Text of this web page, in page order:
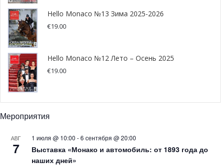
Hello Monaco №13 Зима 2025-2026
€19.00
Hello Monaco №12 Лето – Осень 2025
€19.00
Мероприятия
АВГ
7
1 июля @ 10:00 -6 сентября @ 20:00
Выставка «Монако и автомобиль: от 1893 года до
наших дней»